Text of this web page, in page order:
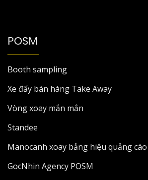
POSM
Booth sampling
Xe đẩy bán hàng Take Away
Vòng xoay mắn mắn
Standee
Manocanh xoay bảng hiệu quảng cáo
GocNhin Agency POSM